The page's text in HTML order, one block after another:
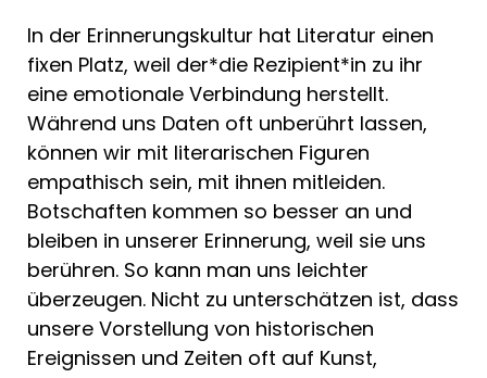
In der Erinnerungskultur hat Literatur einen
fixen Platz, weil der*die Rezipient*in zu ihr
eine emotionale Verbindung herstellt.
Während uns Daten oft unberührt lassen,
können wir mit literarischen Figuren
empathisch sein, mit ihnen mitleiden.
Botschaften kommen so besser an und
bleiben in unserer Erinnerung, weil sie uns
berühren. So kann man uns leichter
überzeugen. Nicht zu unterschätzen ist, dass
unsere Vorstellung von historischen
Ereignissen und Zeiten oft auf Kunst,